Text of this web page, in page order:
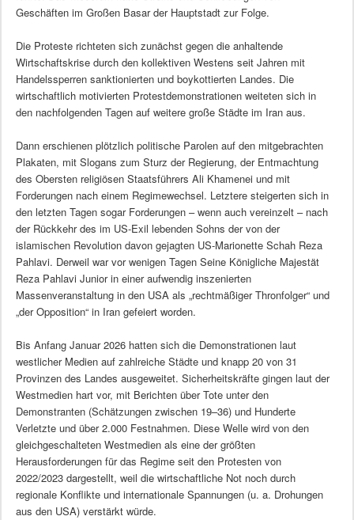
Geschäften im Großen Basar der Hauptstadt zur Folge.
Die Proteste richteten sich zunächst gegen die anhaltende
Wirtschaftskrise durch den kollektiven Westens seit Jahren mit
Handelssperren sanktionierten und boykottierten Landes. Die
wirtschaftlich motivierten Protestdemonstrationen weiteten sich in
den nachfolgenden Tagen auf weitere große Städte im Iran aus.
Dann erschienen plötzlich politische Parolen auf den mitgebrachten
Plakaten, mit Slogans zum Sturz der Regierung, der Entmachtung
des Obersten religiösen Staatsführers Ali Khamenei und mit
Forderungen nach einem Regimewechsel. Letztere steigerten sich in
den letzten Tagen sogar Forderungen – wenn auch vereinzelt – nach
der Rückkehr des im US-Exil lebenden Sohns der von der
islamischen Revolution davon gejagten US-Marionette Schah Reza
Pahlavi. Derweil war vor wenigen Tagen Seine Königliche Majestät
Reza Pahlavi Junior in einer aufwendig inszenierten
Massenveranstaltung in den USA als „rechtmäßiger Thronfolger“ und
„der Opposition“ in Iran gefeiert worden.
Bis Anfang Januar 2026 hatten sich die Demonstrationen laut
westlicher Medien auf zahlreiche Städte und knapp 20 von 31
Provinzen des Landes ausgeweitet. Sicherheitskräfte gingen laut der
Westmedien hart vor, mit Berichten über Tote unter den
Demonstranten (Schätzungen zwischen 19–36) und Hunderte
Verletzte und über 2.000 Festnahmen. Diese Welle wird von den
gleichgeschalteten Westmedien als eine der größten
Herausforderungen für das Regime seit den Protesten von
2022/2023 dargestellt, weil die wirtschaftliche Not noch durch
regionale Konflikte und internationale Spannungen (u. a. Drohungen
aus den USA) verstärkt würde.